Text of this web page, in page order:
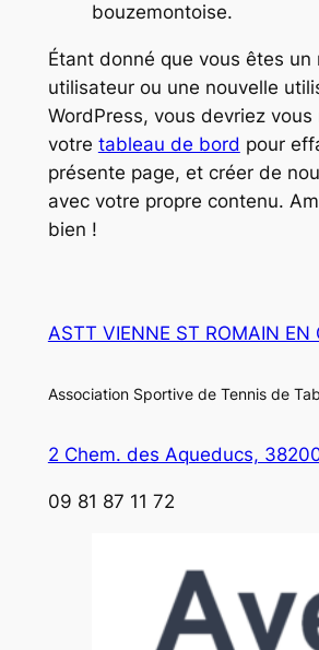
bouzemontoise.
Étant donné que vous êtes un
utilisateur ou une nouvelle
WordPress, vous devriez
votre tableau de bord pour
présente page, et créer de
avec votre propre contenu.
bien !
ASTT VIENNE ST ROMAIN EN
Association Sportive de Tennis de
2 Chem. des Aqueducs,
09 81 87 11 72